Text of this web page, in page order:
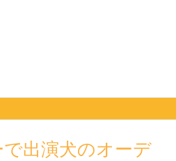
出演犬のオーデ